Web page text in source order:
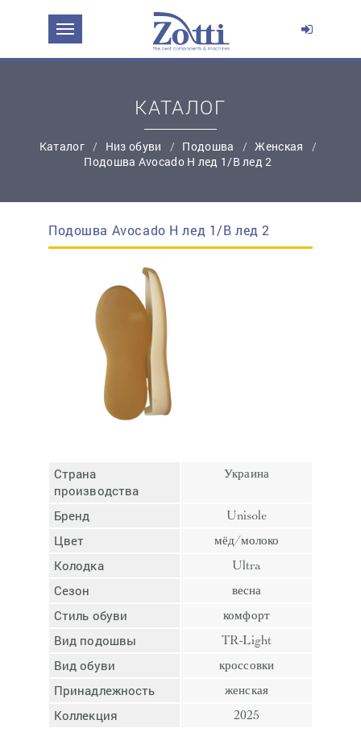
простую регистрацию
КАТАЛОГ
Каталог Низ обуви Подошва
Женская
Подошва Avocado Н лед 1/В лед 2
Подошва Avocado Н лед 1/В лед 2
Страна
производства
Украина
Бренд Unisole
Цвет мёд/молоко
Колодка Ultra
Сезон весна
Стиль обуви комфорт
Вид подошвы TR-Light
Вид обуви кроссовки
Принадлежность женская
Коллекция 2025
ЗАДАТЬ ВОПРОС О ПРОДУКТЕ
Эл. почта:
Контактный телефон:*